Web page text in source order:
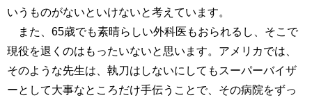
いうものがないといけないと考えています。
また、65歳でも素晴らしい外科医もおられるし、そこで
現役を退くのはもったいないと思います。アメリカでは、
そのような先生は、執刀はしないにしてもスーパーバイザ
ーとして大事なところだけ手伝うことで、その病院をずっ